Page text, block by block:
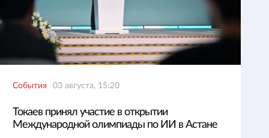
События 03 августа, 15:20
Токаев принял участие в открытии
Международной олимпиады по ИИ в Астане